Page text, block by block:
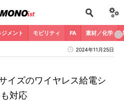
メント モビリティ FA 素材／化学
2024年11月25日
イズのワイヤレス給電シ
対応